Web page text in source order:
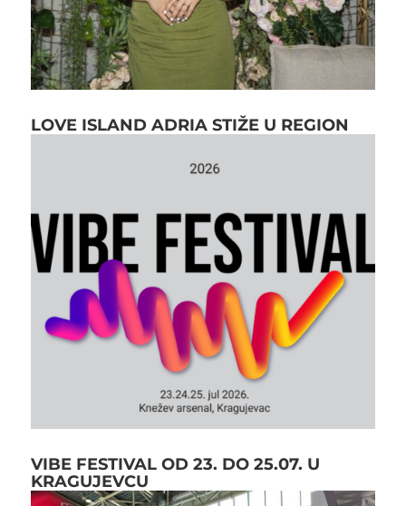
LOVE ISLAND ADRIA STIŽE U REGION
VIBE FESTIVAL OD 23. DO 25.07. U
KRAGUJEVCU